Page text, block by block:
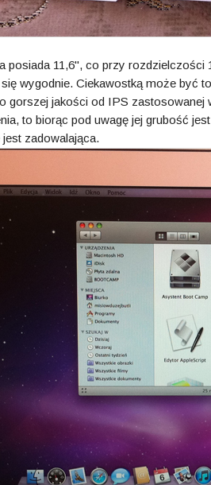
posiada 11,6", co przy rozdzielczości
wygodnie. Ciekawostką może być
gorszej jakości od IPS zastosowanej
to biorąc pod uwagę jej grubość
zadowalająca.